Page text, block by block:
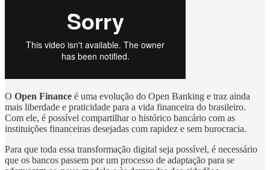
O Open Finance é uma evolução do Open Banking e traz ainda
mais liberdade e praticidade para a vida financeira do brasileiro.
Com ele, é possível compartilhar o histórico bancário com as
instituições financeiras desejadas com rapidez e sem burocracia.
Para que toda essa transformação digital seja possível, é necessário
que os bancos passem por um processo de adaptação para se